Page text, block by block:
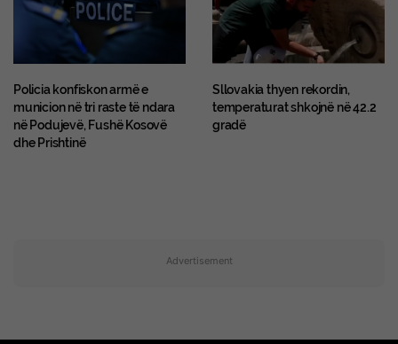
Policia konfiskon armë e
municion në tri raste të ndara
në Podujevë, Fushë Kosovë
dhe Prishtinë
Sllovakia thyen rekordin,
temperaturat shkojnë në 42.2
gradë
Advertisement